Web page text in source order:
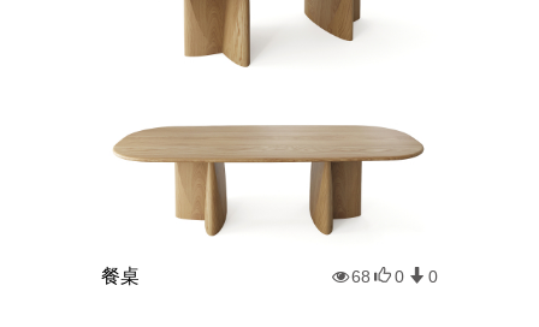
餐桌 68 0 0